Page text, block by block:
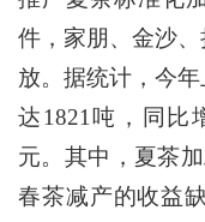
件，家朋、金沙
放。据统计，今
达1821吨，同比
元。其中，夏茶
春茶减产的收益